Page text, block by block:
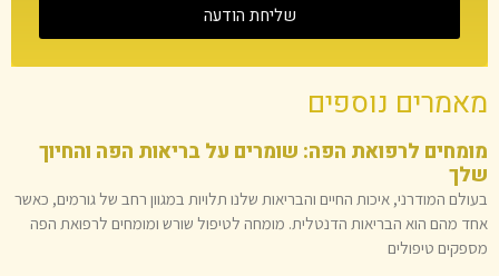
שליחת הודעה
מאמרים נוספים
מומחים לרפואת הפה: שומרים על בריאות הפה והחיוך
שלך
בעולם המודרני, איכות החיים והבריאות שלנו תלויות במגוון רחב של גורמים, כאשר
אחד מהם הוא הבריאות הדנטלית. מומחה לטיפול שורש ומומחים לרפואת הפה
מספקים טיפולים